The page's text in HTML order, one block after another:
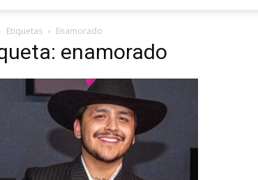
Etiquetas Enamorado
enamorado